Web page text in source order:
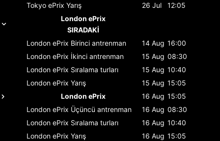
Tokyo ePrix Yarış 26 Jul
12:05
London ePrix
SIRADAKİ
London ePrix Birinci antrenman 14 Aug 16:00
London ePrix İkinci antrenman 15 Aug 08:30
London ePrix Sıralama turları 15 Aug 10:40
London ePrix Yarış 15 Aug 15:05
London ePrix
16 Aug 15:05
London ePrix Üçüncü antrenman 16 Aug 08:30
London ePrix Sıralama turları 16 Aug 10:40
London ePrix Yarış 16 Aug 15:05